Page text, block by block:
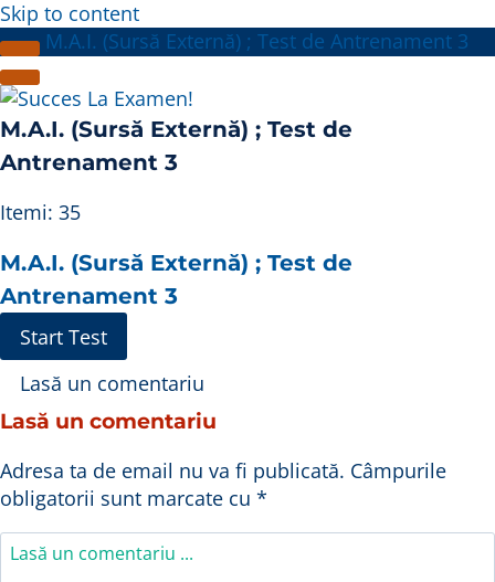
Skip to content
M.A.I. (Sursă Externă) ; Test de Antrenament 3
M.A.I. (Sursă Externă) ; Test de
Antrenament 3
Itemi: 35
M.A.I. (Sursă Externă) ; Test de
Antrenament 3
Lasă un comentariu
Lasă un comentariu
Adresa ta de email nu va fi publicată. Câmpurile
obligatorii sunt marcate cu *